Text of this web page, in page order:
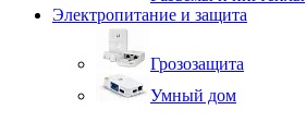
Электропитание и защита
Грозозащита
Умный дом